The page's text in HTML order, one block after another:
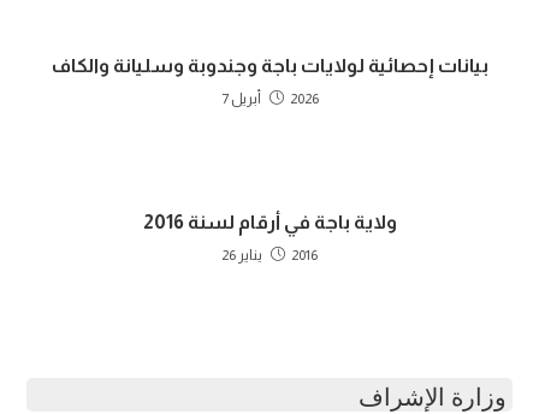
بيانات إحصائية لولايات باجة وجندوبة وسليانة والكاف
2026 أبريل 7
ولاية باجة في أرقام لسنة 2016
2016 يناير 26
وزارة الإشراف